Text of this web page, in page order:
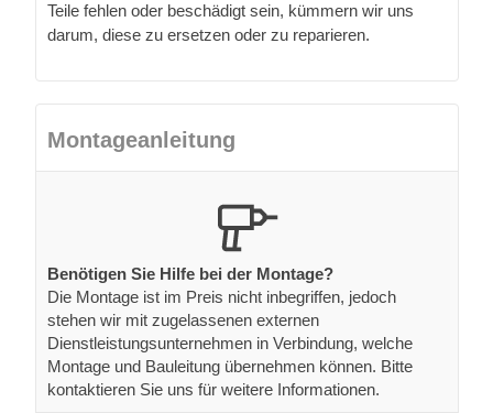
Teile fehlen oder beschädigt sein, kümmern wir uns
darum, diese zu ersetzen oder zu reparieren.
Montageanleitung
Benötigen Sie Hilfe bei der Montage?
Die Montage ist im Preis nicht inbegriffen, jedoch
stehen wir mit zugelassenen externen
Dienstleistungsunternehmen in Verbindung, welche
Montage und Bauleitung übernehmen können. Bitte
kontaktieren Sie uns für weitere Informationen.